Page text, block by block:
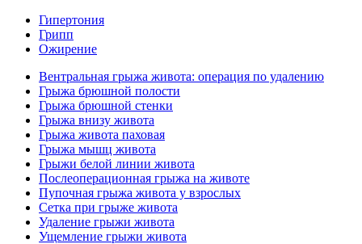
Гипертония
Грипп
Ожирение
Вентральная грыжа живота: операция по удалению
Грыжа брюшной полости
Грыжа брюшной стенки
Грыжа внизу живота
Грыжа живота паховая
Грыжа мышц живота
Грыжи белой линии живота
Послеоперационная грыжа на животе
Пупочная грыжа живота у взрослых
Сетка при грыже живота
Удаление грыжи живота
Ущемление грыжи живота